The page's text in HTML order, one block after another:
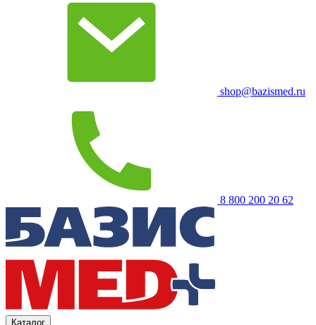
shop@bazismed.ru
8 800 200 20 62
Каталог